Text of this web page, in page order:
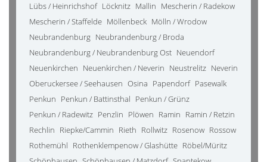
Lübs / Heinrichshof Löcknitz Mallin Mescherin / Radekow
Mescherin / Staffelde Möllenbeck Mölln / Wrodow
Neubrandenburg Neubrandenburg / Broda
Neubrandenburg / Neubrandenburg Ost Neuendorf
Neuenkirchen Neuenkirchen / Neverin Neustrelitz Neverin
Oberuckersee / Seehausen Osina Papendorf Pasewalk
Penkun Penkun / Battinsthal Penkun / Grünz
Penkun / Radewitz Penzlin Plöwen Ramin Ramin / Retzin
Rechlin Riepke/Cammin Rieth Rollwitz Rosenow Rossow
Rothemühl Rothenklempenow / Glashütte Röbel/Müritz